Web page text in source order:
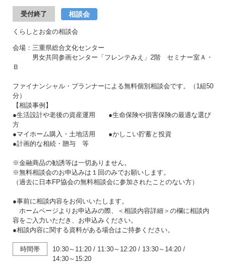
受付終了 相談会
くらしとお金の相談会
会場：三重県総合文化センター
男女共同参画センター「フレンテみえ」2階 セミナー室Ａ・
Ｂ
ファイナンシャル・プランナーによる無料個別相談会です。（1組50
分）
【相談事例】
●生活設計や老後の資産運用 ●生命保険や損害保険の最適な選び
方
●マイホーム購入・土地活用 ●かしこい貯蓄と投資
●計画的な相続・贈与 等
※金融商品の勧誘等は一切ありません。
※無料相談会のお申込みは１回のみでお願いします。
（過去に日本FP協会の無料相談会に参加されたことのない方）
●事前に相談内容をお伺いいたします。
ホームページよりお申込みの際、＜相談内容詳細＞の欄に相談内
容をご入力いただき、お申込みください。
●相談内容に関する資料がある場合はご持参ください。
時間帯 10:30～11:20 / 11:30～12:20 / 13:30～14:20 /
14:30～15:20